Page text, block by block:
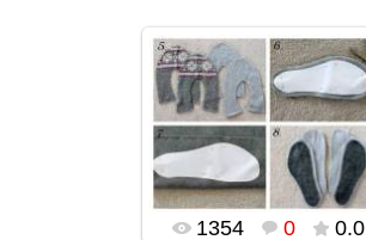
02.02.2016
popularsge
1354 0 0.0